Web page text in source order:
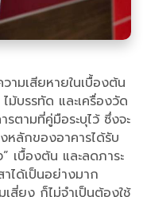
ามเสียหายในเบื้องต้น
บรรทัด และเครื่องวัด
ตามที่คู่มือระบุไว้ ซึ่งจะ
หลักของอาคารได้รับ
เบื้องต้น และลดภาระ
ได้เป็นอย่างมาก